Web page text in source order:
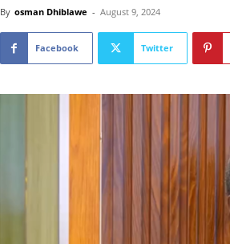
By osman Dhiblawe - August 9, 2024
Facebook Twitter